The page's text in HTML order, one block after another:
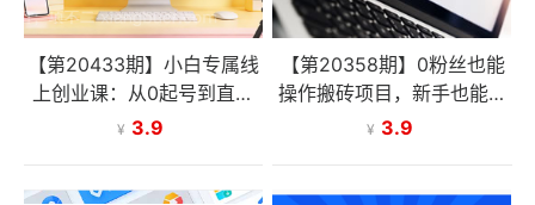
【第20433期】小白专属线
上创业课：从0起号到直播
变现，手把手教你轻松盈利
¥ 3.9
【第20358期】0粉丝也能
操作搬砖项目，新手也能利
用AI轻松创作，多元化变现
¥ 3.9